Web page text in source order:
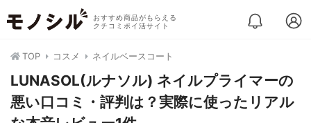
おすすめ商品がもらえる
クチコミポイ活サイト
TOP コスメ ネイルベースコート
LUNASOL(ルナソル) ネイルプライマーの
悪い口コミ・評判は？実際に使ったリアル